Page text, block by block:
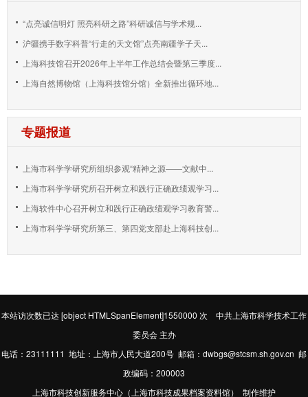
“点亮诚信明灯 照亮科研之路”科研诚信与学术规...
沪疆携手数字科普“行走的天文馆”点亮南疆学子天...
上海科技馆召开2026年上半年工作总结会暨第三季度...
上海自然博物馆（上海科技馆分馆）全新推出循环地...
专题报道
上海市科学学研究所组织参观“精神之源——文献中...
上海市科学学研究所召开树立和践行正确政绩观学习...
上海软件中心召开树立和践行正确政绩观学习教育警...
上海市科学学研究所第三、第四党支部赴上海科技创...
本站访次数已达[object HTMLSpanElement]1550000 次 中共上海市科学技术工作
委员会 主办
电话：23111111 地址：上海市人民大道200号 邮箱：dwbgs@stcsm.sh.gov.cn 邮
政编码：200003
上海市科技创新服务中心（上海市科技成果档案资料馆） 制作维护